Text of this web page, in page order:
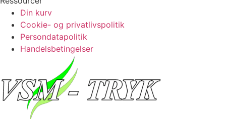
Din kurv
Cookie- og privatlivspolitik
Persondatapolitik
Handelsbetingelser